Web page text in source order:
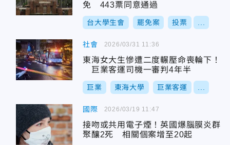
免 443票同意通過
台大學生會 罷免案 投票
社會
東海女大生慘遭二度輾壓命喪輪下！
巨業客運司機一審判4年半
巨業 東海大學 巨業客運
2026/03/31 11:36
國際
接吻或共用電子煙！英國爆腦膜炎群
聚釀2死 相關個案增至20起
2026/03/19 11:47